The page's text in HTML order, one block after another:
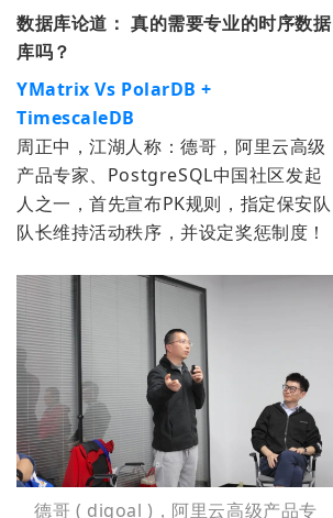
数据库论道： 真的需要专业的时序数据
库吗？
YMatrix Vs PolarDB +
TimescaleDB
周正中，江湖人称：德哥，阿里云高级
产品专家、PostgreSQL中国社区发起
人之一，首先宣布PK规则，指定保安队
队长维持活动秩序，并设定奖惩制度！
德哥 ( digoal )，阿里云高级产品专